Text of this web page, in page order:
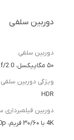
دوربین سلفی
دوربین سلفی
۵۰ مگاپیکسل، f/2.0، (واید)، پیکسل ۰.۶۴ میکرون
ویژگی دوربین سلفی
HDR
دوربین فیلمبرداری
4K با ۳۰/۶۰ فریم، 1080p با ۳۰/۶۰ فریم